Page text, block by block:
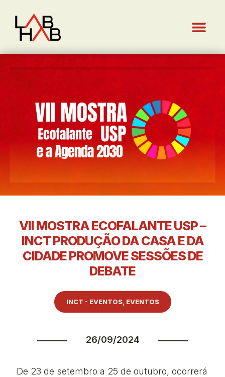
VII MOSTRA ECOFALANTE USP –
INCT PRODUÇÃO DA CASA E DA
CIDADE PROMOVE SESSÕES DE
DEBATE
INCT - EVENTOS, EVENTOS
26/09/2024
De 23 de setembro a 25 de outubro, ocorrerá